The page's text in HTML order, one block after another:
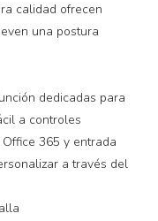
calidad ofrecen
una postura
dedicadas para
a controles
365 y entrada
a través del